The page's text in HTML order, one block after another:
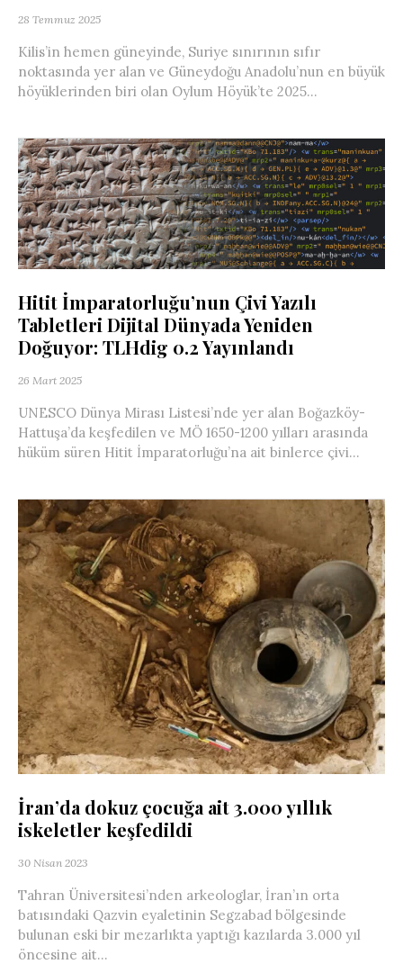
28 Temmuz 2025
Kilis’in hemen güneyinde, Suriye sınırının sıfır
noktasında yer alan ve Güneydoğu Anadolu’nun en büyük
höyüklerinden biri olan Oylum Höyük’te 2025...
Hitit İmparatorluğu’nun Çivi Yazılı
Tabletleri Dijital Dünyada Yeniden
Doğuyor: TLHdig 0.2 Yayınlandı
26 Mart 2025
UNESCO Dünya Mirası Listesi’nde yer alan Boğazköy-
Hattuşa’da keşfedilen ve MÖ 1650-1200 yılları arasında
hüküm süren Hitit İmparatorluğu’na ait binlerce çivi...
İran’da dokuz çocuğa ait 3.000 yıllık
iskeletler keşfedildi
30 Nisan 2023
Tahran Üniversitesi’nden arkeologlar, İran’ın orta
batısındaki Qazvin eyaletinin Segzabad bölgesinde
bulunan eski bir mezarlıkta yaptığı kazılarda 3.000 yıl
öncesine ait...